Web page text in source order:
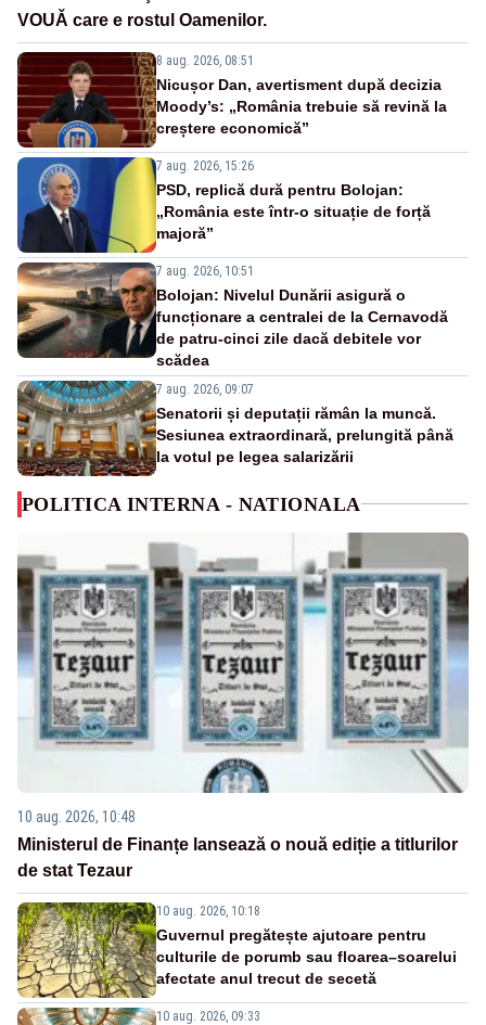
VOUǍ care e rostul Oamenilor.
8 aug. 2026, 08:51
Nicușor Dan, avertisment după decizia
Moody’s: „România trebuie să revină la
creștere economică”
7 aug. 2026, 15:26
PSD, replică dură pentru Bolojan:
„România este într-o situație de forță
majoră”
7 aug. 2026, 10:51
Bolojan: Nivelul Dunării asigură o
funcționare a centralei de la Cernavodă
de patru-cinci zile dacă debitele vor
scădea
7 aug. 2026, 09:07
Senatorii și deputații rămân la muncă.
Sesiunea extraordinară, prelungită până
la votul pe legea salarizării
POLITICA INTERNA - NATIONALA
10 aug. 2026, 10:48
Ministerul de Finanțe lansează o nouă ediție a titlurilor
de stat Tezaur
10 aug. 2026, 10:18
Guvernul pregătește ajutoare pentru
culturile de porumb sau floarea–soarelui
afectate anul trecut de secetă
10 aug. 2026, 09:33